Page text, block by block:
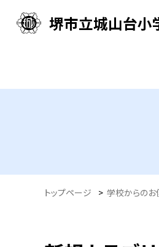
堺市立城山台小
トップページ > 学校からのお